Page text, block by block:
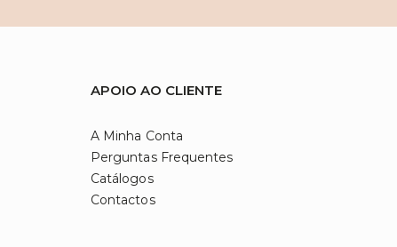
APOIO AO CLIENTE
A Minha Conta
Perguntas Frequentes
Catálogos
Contactos